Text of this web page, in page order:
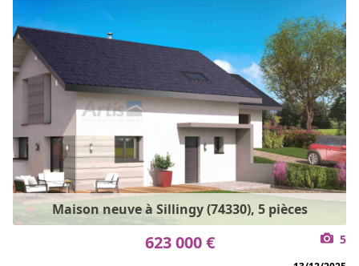
Maison neuve à Sillingy (74330), 5 pièces
623 000 € 5